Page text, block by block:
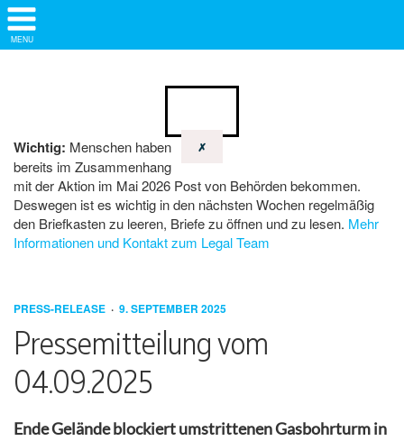
Show/
Hide
MENU
PRESS-RELEASE 9. SEPTEMBER 2025
Pressemitteilung vom
04.09.2025
Ende Gelände blockiert umstrittenen Gasbohrturm in
✗
Wichtig: Menschen haben
bereits im Zusammenhang
mit der Aktion im Mai 2026 Post von Behörden bekommen.
Deswegen ist es wichtig in den nächsten Wochen regelmäßig
den Briefkasten zu leeren, Briefe zu öffnen und zu lesen. Mehr
Informationen und Kontakt zum Legal Team